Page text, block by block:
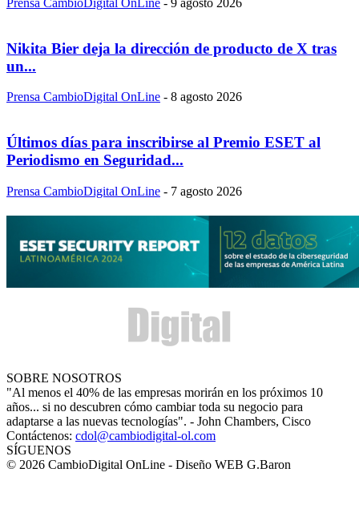
Nikita Bier deja la dirección de producto de X tras
un...
Prensa CambioDigital OnLine - 8 agosto 2026
Últimos días para inscribirse al Premio ESET al
Periodismo en Seguridad...
Prensa CambioDigital OnLine - 7 agosto 2026
SOBRE NOSOTROS
"Al menos el 40% de las empresas morirán en los próximos 10
años... si no descubren cómo cambiar toda su negocio para
adaptarse a las nuevas tecnologías". - John Chambers, Cisco
Contáctenos: cdol@cambiodigital-ol.com
SÍGUENOS
© 2026 CambioDigital OnLine - Diseño WEB G.Baron